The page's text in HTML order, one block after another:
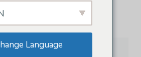
Arbrea Face Academy
Language